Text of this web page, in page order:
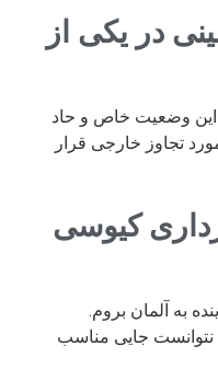
در یکی از
این وضعیت خاص و حاد
تجاوز خارجی قرار
کیوسی
به آلمان بروم.
نتوانست جایی مناسب